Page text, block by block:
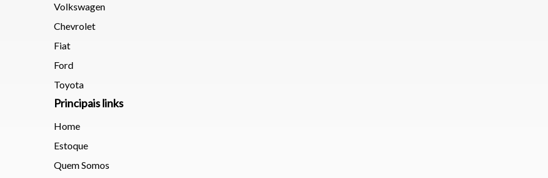
Volkswagen
Chevrolet
Fiat
Ford
Toyota
Principais links
Home
Estoque
Quem Somos